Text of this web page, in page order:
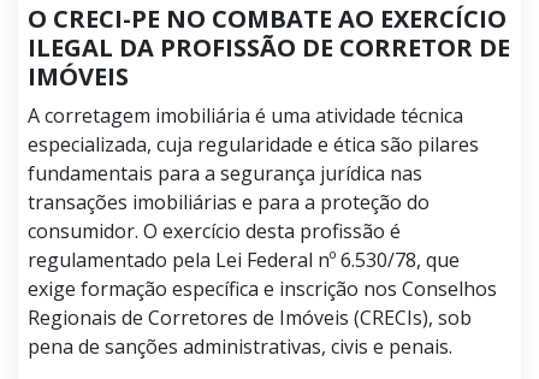
O CRECI-PE NO COMBATE AO EXERCÍCIO
ILEGAL DA PROFISSÃO DE CORRETOR DE
IMÓVEIS
A corretagem imobiliária é uma atividade técnica
especializada, cuja regularidade e ética são pilares
fundamentais para a segurança jurídica nas
transações imobiliárias e para a proteção do
consumidor. O exercício desta profissão é
regulamentado pela Lei Federal nº 6.530/78, que
exige formação específica e inscrição nos Conselhos
Regionais de Corretores de Imóveis (CRECIs), sob
pena de sanções administrativas, civis e penais.